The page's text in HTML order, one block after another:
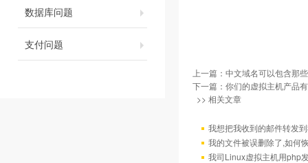
数据库问题
支付问题
上一篇： 中文域名可以包含那
下一篇： 你们的虚拟主机产品
>> 相关文章
我想把我收到的邮件转发
我的文件被误删除了,如何
我司Linux虚拟主机用php